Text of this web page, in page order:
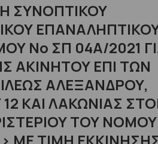
ΣΥΝΟΠΤΙΚΟΥ
No ΣΠ 04Α/2021
ΑΚΙΝΗΤΟΥ ΕΠΙ ΤΩΝ
ΑΛΕΞΑΝΔΡΟΥ,
ΚΑΙ ΛΑΚΩΝΙΑΣ
ΤΟΥ ΝΟΜΟΥ